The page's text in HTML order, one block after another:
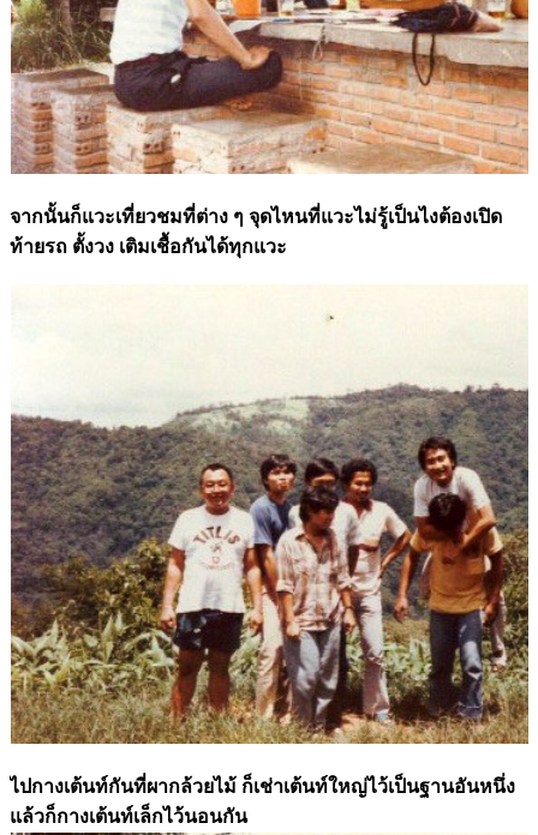
จากนั้นก็แวะเที่ยวชมที่ต่าง ๆ จุดไหนที่แวะไม่รู้เป็นไงต้องเปิด
ท้ายรถ ตั้งวง เติมเชื้อกันได้ทุกแวะ
ไปกางเต้นท์กันที่ผากล้วยไม้ ก็เช่าเต้นท์ใหญ่ไว้เป็นฐานอันหนึ่ง
แล้วก็กางเต้นท์เล็กไว้นอนกัน